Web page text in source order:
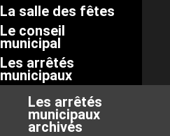
La salle des fêtes
Le conseil
municipal
Les arrêtés
municipaux
Les arrêtés
municipaux
archivés